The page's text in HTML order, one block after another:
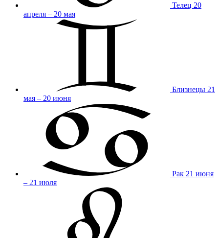
Телец 20
апреля – 20 мая
Близнецы 21
мая – 20 июня
Рак 21 июня
– 21 июля